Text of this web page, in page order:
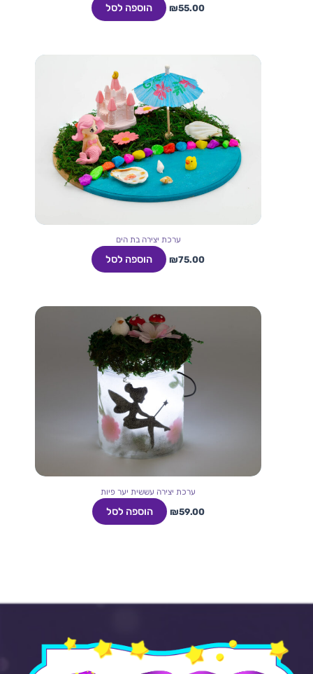
₪55.00 הוספה לסל
ערכת יצירה בת הים
₪75.00 הוספה לסל
ערכת יצירה עששית יער פיות
₪59.00 הוספה לסל